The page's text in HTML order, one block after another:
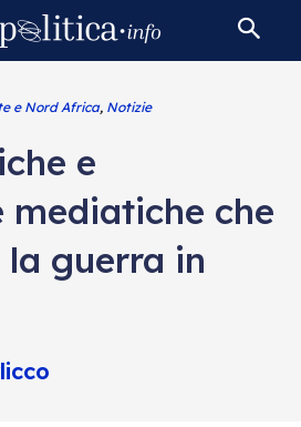
e Nord Africa, Notizie
e
mediatiche che
guerra in